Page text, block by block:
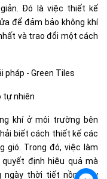
Đó là việc thiết kế
để đảm bảo không khí
và trao đổi một cách
tự nhiên
khí ở môi trường bên
biết cách thiết kế các
gió. Trong đó, việc làm
định hiệu quả mà
ngày thời tiết nồm hay